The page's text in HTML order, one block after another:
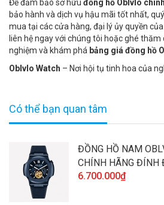
Để đảm bảo sở hữu đồng hồ Oblvlo
bảo hành và dịch vụ hậu mãi tốt nhất,
mua tại các cửa hàng, đại lý ủy quyền
liên hệ ngay với chúng tôi hoặc ghé
nghiệm và khám phá bảng giá đồng hồ
Oblvlo Watch – Nơi hội tụ tinh hoa của
Có thể bạn quan tâm
ĐỒNG HỒ NAM
CHÍNH HÃNG ĐÍNH
LƯỢNG
6.700.000₫